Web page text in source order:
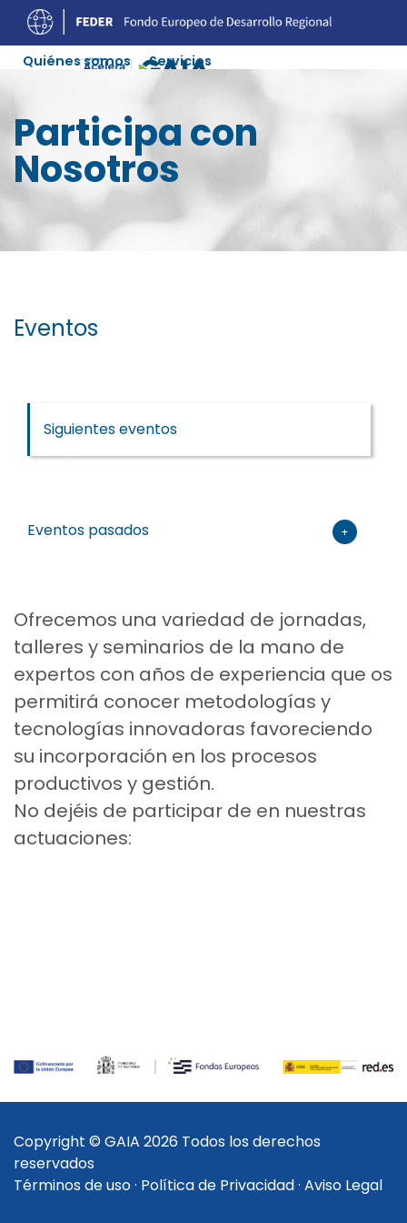
Quiénes somos
Servicios
Agenda
Recursos
Participa con
Nosotros
Eventos
Siguientes eventos
Eventos pasados +
Ofrecemos una variedad de jornadas,
talleres y seminarios de la mano de
expertos con años de experiencia que os
permitirá conocer metodologías y
tecnologías innovadoras favoreciendo
su incorporación en los procesos
productivos y gestión.
No dejéis de participar de en nuestras
actuaciones:
Copyright © GAIA 2026 Todos los derechos
reservados
Términos de uso· Política de Privacidad· Aviso Legal